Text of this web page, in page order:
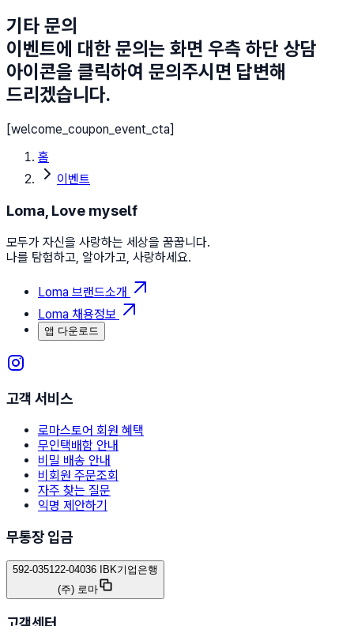
기타 문의
이벤트에 대한 문의는 화면 우측 하단 상담
아이콘을 클릭하여 문의주시면 답변해
드리겠습니다.
[welcome_coupon_event_cta]
홈
이벤트
Loma, Love myself
모두가 자신을 사랑하는 세상을 꿈꿉니다.
나를 탐험하고, 알아가고, 사랑하세요.
Loma 브랜드소개
Loma 채용정보
앱 다운로드
고객 서비스
로마스토어 회원 혜택
무인택배함 안내
비밀 배송 안내
비회원 주문조회
자주 찾는 질문
익명 제안하기
무통장 입금
592-035122-04036 IBK기업은행
(주) 로마